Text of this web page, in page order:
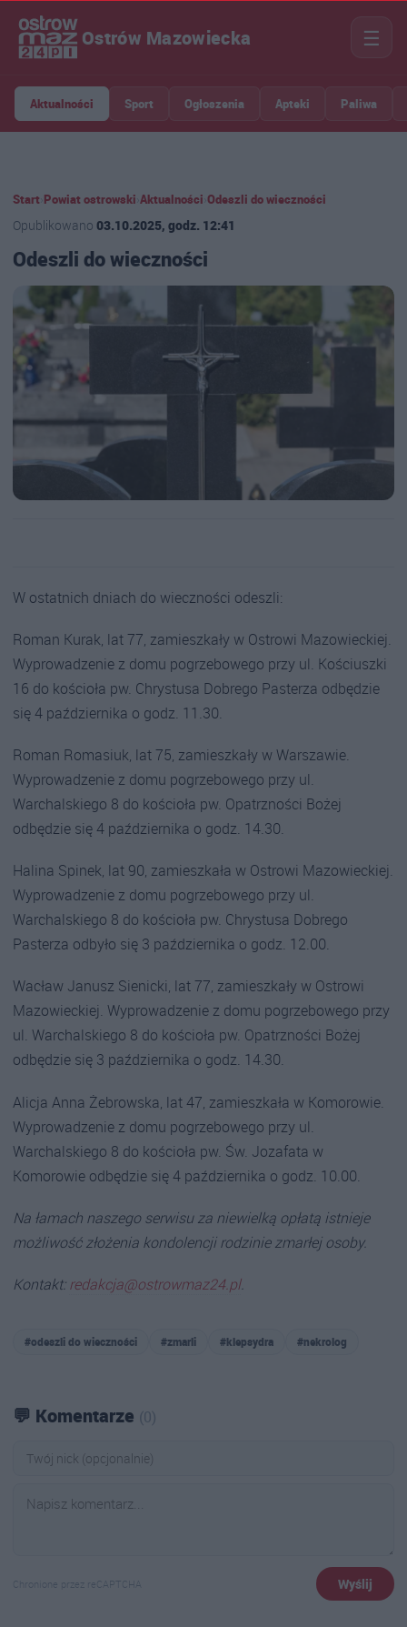
Ostrów Mazowiecka ☰
Aktualności Sport Ogłoszenia Apteki Paliwa
Start Powiat ostrowski Aktualności Odeszli do wieczności
Opublikowano 03.10.2025, godz. 12:41
Odeszli do wieczności
W ostatnich dniach do wieczności odeszli:
Roman Kurak, lat 77, zamieszkały w Ostrowi Mazowieckiej.
Wyprowadzenie z domu pogrzebowego przy ul. Kościuszki
16 do kościoła pw. Chrystusa Dobrego Pasterza odbędzie
się 4 października o godz. 11.30.
Roman Romasiuk, lat 75, zamieszkały w Warszawie.
Wyprowadzenie z domu pogrzebowego przy ul.
Warchalskiego 8 do kościoła pw. Opatrzności Bożej
odbędzie się 4 października o godz. 14.30.
Halina Spinek, lat 90, zamieszkała w Ostrowi Mazowieckiej.
Wyprowadzenie z domu pogrzebowego przy ul.
Warchalskiego 8 do kościoła pw. Chrystusa Dobrego
Pasterza odbyło się 3 października o godz. 12.00.
Wacław Janusz Sienicki, lat 77, zamieszkały w Ostrowi
Mazowieckiej. Wyprowadzenie z domu pogrzebowego przy
ul. Warchalskiego 8 do kościoła pw. Opatrzności Bożej
odbędzie się 3 października o godz. 14.30.
Alicja Anna Żebrowska, lat 47, zamieszkała w Komorowie.
Wyprowadzenie z domu pogrzebowego przy ul.
Warchalskiego 8 do kościoła pw. Św. Jozafata w
Komorowie odbędzie się 4 października o godz. 10.00.
Na łamach naszego serwisu za niewielką opłatą istnieje
możliwość złożenia kondolencji rodzinie zmarłej osoby.
Kontakt:redakcja@ostrowmaz24.pl.
#odeszli do wieczności #zmarli #klepsydra #nekrolog
💬 Komentarze (0)
Chronione przez reCAPTCHA Wyślij